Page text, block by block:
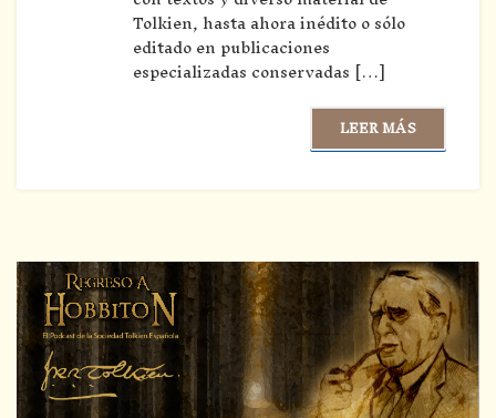
Tolkien, hasta ahora inédito o sólo
editado en publicaciones
especializadas conservadas […]
LEER MÁS